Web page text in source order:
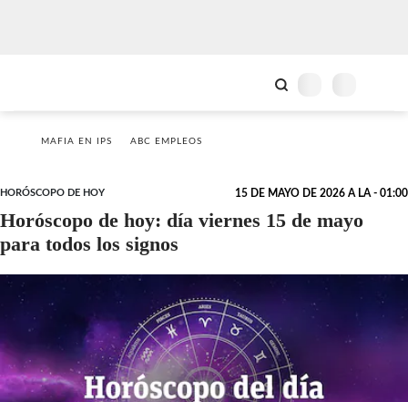
MAFIA EN IPS ABC EMPLEOS
HORÓSCOPO DE HOY 15 DE MAYO DE 2026 A LA - 01:00
Horóscopo de hoy: día viernes 15 de mayo
para todos los signos